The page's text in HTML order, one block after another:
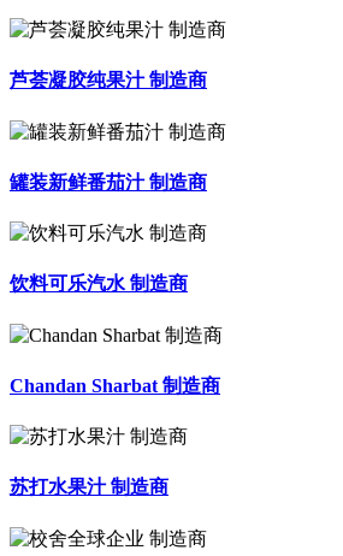
芦荟凝胶纯果汁 制造商
罐装新鲜番茄汁 制造商
饮料可乐汽水 制造商
Chandan Sharbat 制造商
苏打水果汁 制造商